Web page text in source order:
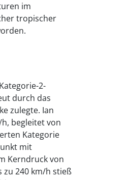
im
tropischer
2-
durch das
zulegte. Ian
begleitet von
Kategorie
mit
Kerndruck von
zu 240 km/h stieß